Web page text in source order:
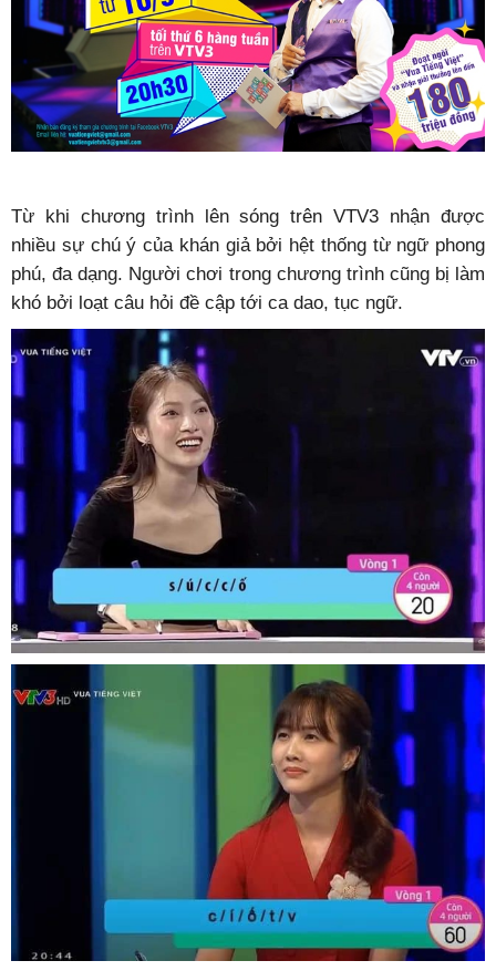
Từ khi chương trình lên sóng trên VTV3 nhận được
nhiều sự chú ý của khán giả bởi hệt thống từ ngữ phong
phú, đa dạng. Người chơi trong chương trình cũng bị làm
khó bởi loạt câu hỏi đề cập tới ca dao, tục ngữ.